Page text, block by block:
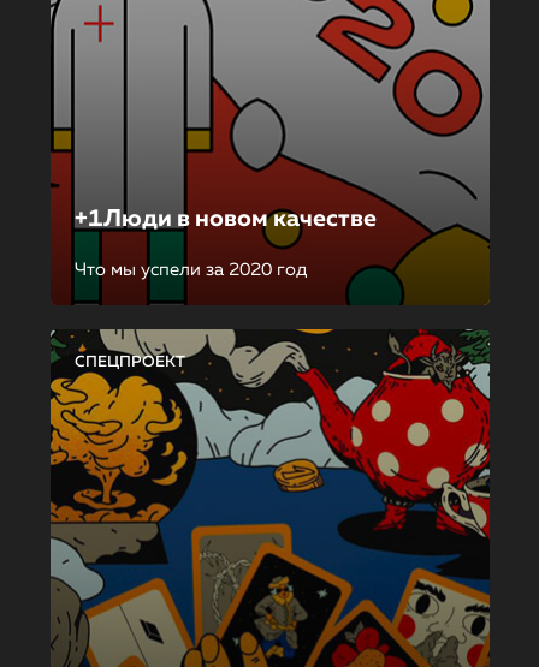
+1Люди в новом качестве
Что мы успели за 2020 год
СПЕЦПРОЕКТ